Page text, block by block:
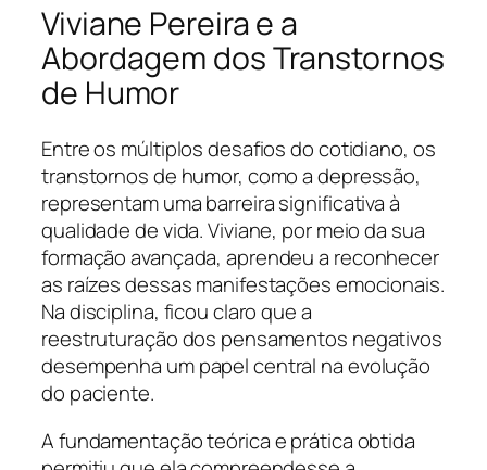
Viviane Pereira e a
Abordagem dos Transtornos
de Humor
Entre os múltiplos desafios do cotidiano, os
transtornos de humor, como a depressão,
representam uma barreira significativa à
qualidade de vida. Viviane, por meio da sua
formação avançada, aprendeu a reconhecer
as raízes dessas manifestações emocionais.
Na disciplina, ficou claro que a
reestruturação dos pensamentos negativos
desempenha um papel central na evolução
do paciente.
A fundamentação teórica e prática obtida